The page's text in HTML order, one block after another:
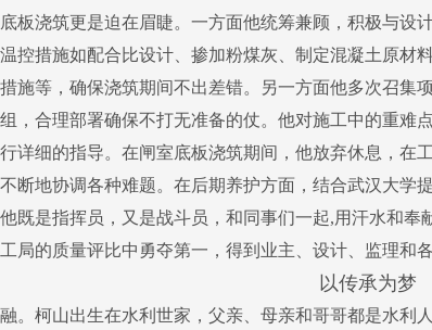
板浇筑更是迫在眉睫。一方面他统筹兼顾，积极与设
控措施如配合比设计、掺加粉煤灰、制定混凝土原材
施等，确保浇筑期间不出差错。另一方面他多次召集
，合理部署确保不打无准备的仗。他对施工中的重难
详细的指导。在闸室底板浇筑期间，他放弃休息，在
断地协调各种难题。在后期养护方面，结合武汉大学
既是指挥员，又是战斗员，和同事们一起,用汗水和
局的质量评比中勇夺第一，得到业主、设计、监理和
以传承为梦
。柯山出生在水利世家，父亲、母亲和哥哥都是水利